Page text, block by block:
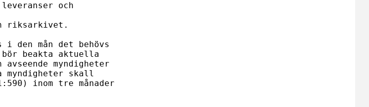
och
riksarkivet.
den mån det behövs
beakta aktuella
myndigheter
myndigheter skall
inom tre månader